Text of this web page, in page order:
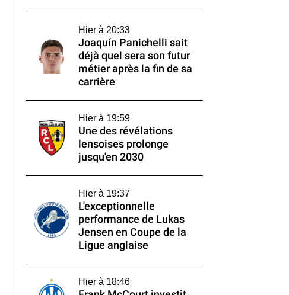
Hier à 20:33
Joaquín Panichelli sait
déjà quel sera son futur
métier après la fin de sa
carrière
Hier à 19:59
Une des révélations
lensoises prolonge
jusqu'en 2030
Hier à 19:37
L'exceptionnelle
performance de Lukas
Jensen en Coupe de la
Ligue anglaise
Hier à 18:46